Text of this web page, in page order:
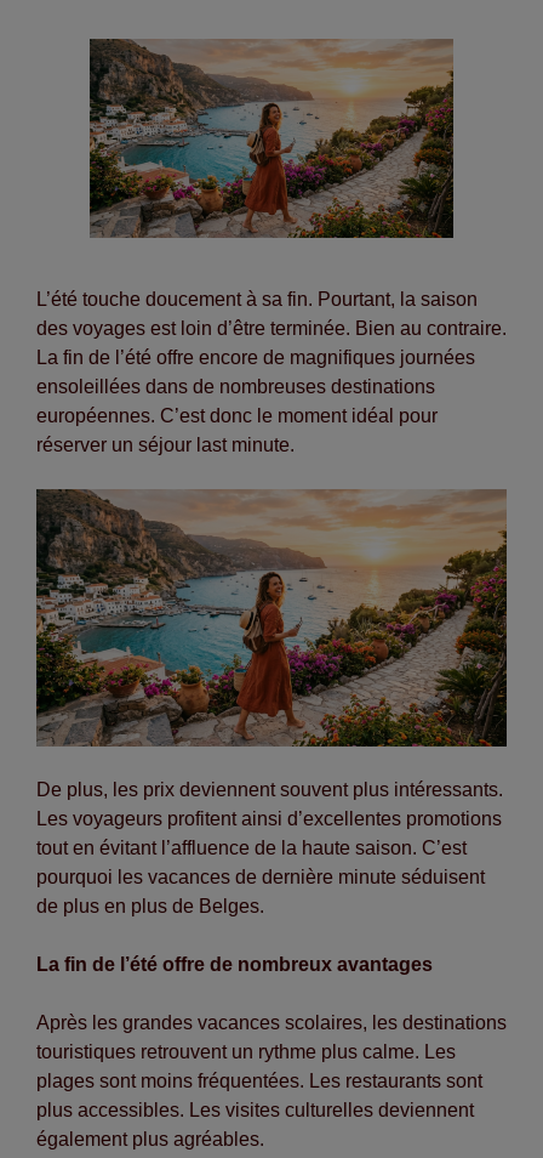
L’été touche doucement à sa fin. Pourtant, la saison
des voyages est loin d’être terminée. Bien au contraire.
La fin de l’été offre encore de magnifiques journées
ensoleillées dans de nombreuses destinations
européennes. C’est donc le moment idéal pour
réserver un séjour last minute.
De plus, les prix deviennent souvent plus intéressants.
Les voyageurs profitent ainsi d’excellentes promotions
tout en évitant l’affluence de la haute saison. C’est
pourquoi les vacances de dernière minute séduisent
de plus en plus de Belges.
La fin de l’été offre de nombreux avantages
Après les grandes vacances scolaires, les destinations
touristiques retrouvent un rythme plus calme. Les
plages sont moins fréquentées. Les restaurants sont
plus accessibles. Les visites culturelles deviennent
également plus agréables.